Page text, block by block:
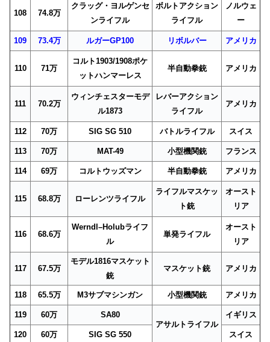
108 74.8万
クラッグ・ヨルゲンセ
ンライフル
ボルトアクション
ライフル
ノルウェ
ー
109 73.4万 ルガーGP100 リボルバー アメリカ
110 71万
コルト1903/1908ポケ
ットハンマーレス
半自動拳銃 アメリカ
111 70.2万
ウィンチェスターモデ
ル1873
レバーアクション
ライフル
アメリカ
112 70万 SIG SG 510 バトルライフル スイス
113 70万 MAT-49 小型機関銃 フランス
114 69万 コルトウッズマン 半自動拳銃 アメリカ
115 68.8万 ローレンツライフル
ライフルマスケッ
ト銃
オースト
リア
116 68.6万
Werndl–Holubライフ
ル
単発ライフル
オースト
リア
117 67.5万
モデル1816マスケット
銃
マスケット銃 アメリカ
118 65.5万 M3サブマシンガン 小型機関銃 アメリカ
119 60万
SA80
アサルトライフル
イギリス
120 60万 SIG SG 550 スイス